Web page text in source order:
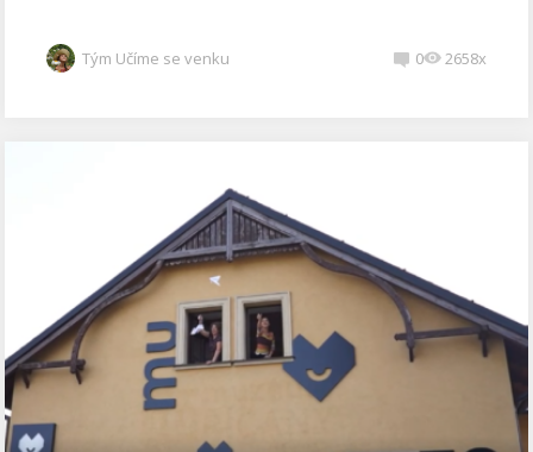
Tým Učíme se venku 0 2658x